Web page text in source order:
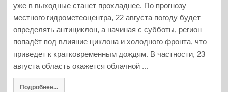
уже в выходные станет прохладнее. По прогнозу
местного гидрометеоцентра, 22 августа погоду будет
определять антициклон, а начиная с субботы, регион
попадёт под влияние циклона и холодного фронта, что
приведет к кратковременным дождям. В частности, 23
августа область окажется облачной ...
Подробнее...